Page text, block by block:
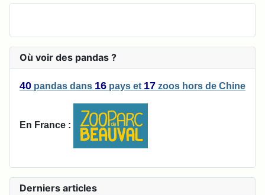
Où voir des pandas ?
40 pandas dans 16 pays et 17 zoos hors de Chine
En France :
Derniers articles